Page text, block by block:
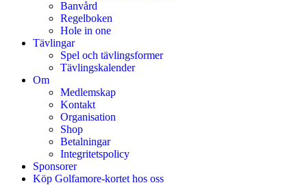
Banvård
Regelboken
Hole in one
Tävlingar
Spel och tävlingsformer
Tävlingskalender
Om
Medlemskap
Kontakt
Organisation
Shop
Betalningar
Integritetspolicy
Sponsorer
Köp Golfamore-kortet hos oss